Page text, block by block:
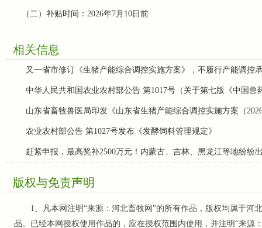
（二）补贴时间：2026年7月10日前
相关信息
又一省市修订《生猪产能综合调控实施方案》，不履行产能调控
中华人民共和国农业农村部公告 第1017号（关于第七版《中国兽
山东省畜牧兽医局印发《山东省生猪产能综合调控实施方案（
农业农村部公告 第1027号发布《发酵饲料管理规定》
赶紧申报，最高奖补2500万元！内蒙古、吉林、黑龙江等地纷纷
版权与免责声明
1、凡本网注明“来源：河北畜牧网”的所有作品，版权均属于河
品。已经本网授权使用作品的，应在授权范围内使用，并注明“来源